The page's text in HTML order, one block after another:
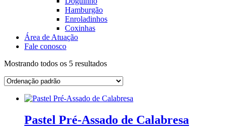
Hamburgão
Enroladinhos
Coxinhas
Área de Atuação
Fale conosco
Mostrando todos os 5 resultados
Pastel Pré-Assado de Calabresa